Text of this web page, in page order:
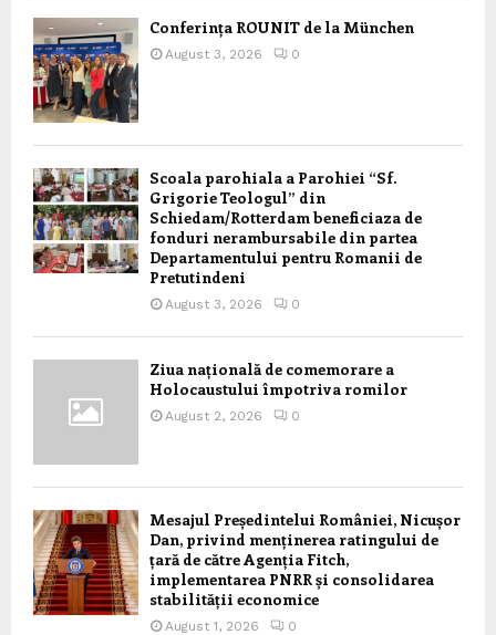
Conferința ROUNIT de la München
August 3, 2026 0
Scoala parohiala a Parohiei “Sf.
Grigorie Teologul” din
Schiedam/Rotterdam beneficiaza de
fonduri nerambursabile din partea
Departamentului pentru Romanii de
Pretutindeni
August 3, 2026 0
Ziua națională de comemorare a
Holocaustului împotriva romilor
August 2, 2026 0
Mesajul Președintelui României, Nicușor
Dan, privind menținerea ratingului de
țară de către Agenția Fitch,
implementarea PNRR și consolidarea
stabilității economice
August 1, 2026 0